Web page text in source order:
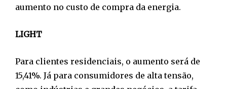
aumento no custo de compra da energia.
LIGHT
Para clientes residenciais, o aumento será de
15,41%. Já para consumidores de alta tensão,